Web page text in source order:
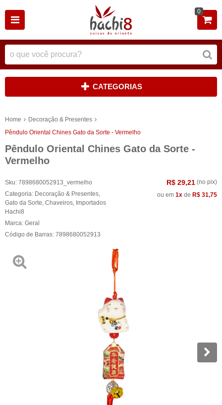
0
CATEGORIAS
Home
Decoração & Presentes
Pêndulo Oriental Chines Gato da Sorte - Vermelho
Pêndulo Oriental Chines Gato da Sorte -
Vermelho
Sku: 7898680052913_vermelho
Categoria: Decoração & Presentes
Gato da Sorte Chaveiros Importados
Hachi8
Marca: Geral
Código de Barras: 7898680052913
R$ 29,21 (no pix)
ou em 1x de R$ 31,75